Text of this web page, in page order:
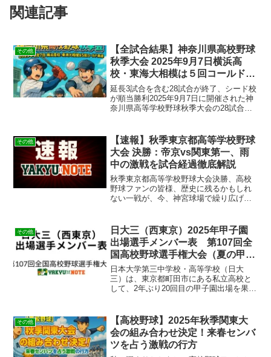
関連記事
その他
【全試合結果】神奈川県高校野球
秋季大会 2025年9月7日横浜高
校・東海大相模は５回コールド発
進
延長3試合を含む28試合が終了、シード校
が順当勝利2025年9月7日に開催された神
奈川県高等学校野球秋季大会の28試合が
合あり、希望ケ丘が12-11で伊志田を、
南...
その他
【速報】秋季東京都高等学校野球
大会 決勝：帝京vs関東第一、雨
中の激戦を試合経過徹底解説
秋季東京都高等学校野球大会決勝、高校
野球ファンの皆様、歴史に残るかもしれ
ない一戦が、今、神宮球場で繰り広げら
追う強豪・関東第一高校。決勝進出を決
めた両雄の戦績と展...
その他
日大三（西東京）2025年甲子園
出場選手メンバー表 第107回全
国高校野球選手権大会（夏の甲子
園）
日本大学第三中学校・高等学校（日大
三）は、東京都町田市にある私立高校と
して、2年ぶり20回目の甲子園出場を果た
環境と伝統的な指導法で多くのプロ野球
選手を輩出して...
その他
【高校野球】2025年秋季関東大
会の組み合わせ決定！来春センバ
ツを占う激戦の行方